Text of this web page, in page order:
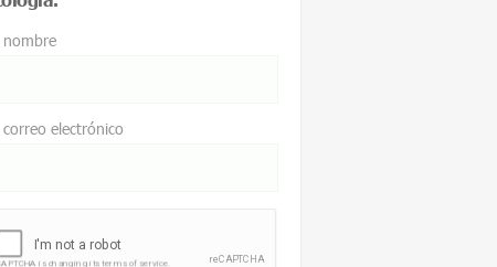
nombre
correo electrónico